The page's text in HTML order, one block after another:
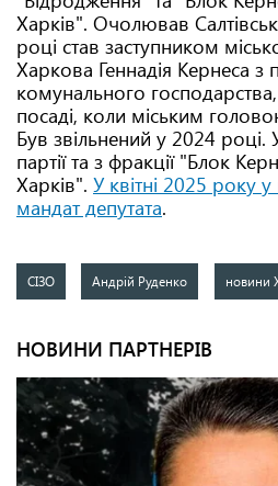
Харків". Очолював
році став заступником
Харкова Геннадія Кернеса з
комунального
посаді, коли міським
Був звільнений у 2024
партії та з фракції "Блок
Харків". У квітні 2025 року
мандат депутата.
СІЗО Андрій Руденко новини